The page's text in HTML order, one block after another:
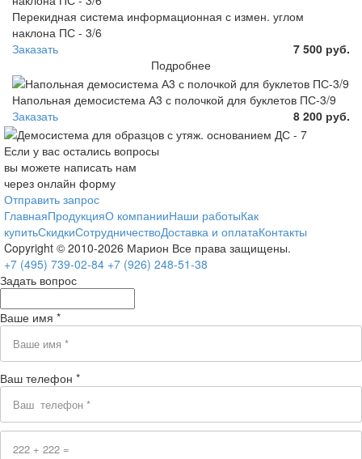
Перекидная система информационная с измен. углом
наклона ПС - 3/6
Заказать
7 500 руб.
Подробнее
Напольная демосистема А3 с полочкой для буклетов ПС-3/9
Заказать
8 200 руб.
Если у вас остались вопросы
вы можете написать нам
через онлайн форму
Отправить запрос
ГлавнаяПродукцияО компанииНаши работыКак
купитьСкидкиСотрудничествоДоставка и оплатаКонтакты
Copyright © 2010-2026 Марион Все права защищены.
+7 (495) 739-02-84 +7 (926) 248-51-38
Задать вопрос
Ваше имя *
Ваш телефон *